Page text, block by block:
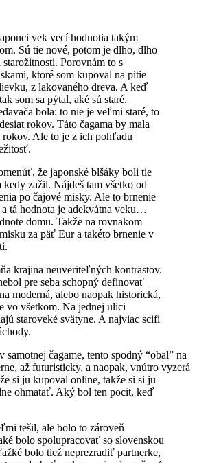
vek vecí hodnotia takým
Sú tie nové, potom je dlho, dlho
Porovnám to s
ktoré som kupoval na pitie
z lakovaného dreva. A keď
som sa pýtal, aké sú staré.
bola: to nie je veľmi staré, to
rokov. Táto čagama by mala
Ale to je z ich pohľadu
že japonské blšáky boli tie
kedy zažil. Nájdeš tam všetko od
po čajové misky. Ale to brnenie
tá hodnota je adekvátna veku…
domu. Takže na rovnakom
za päť Eur a takéto brnenie v
krajina neuveriteľných kontrastov.
pre seba schopný definovať
moderná, alebo naopak historická,
vo všetkom. Na jednej ulici
staroveké svätyne. A najviac scifi
samotnej čagame, tento spodný “obal” na
až futuristicky, a naopak, vnútro vyzerá
si ju kupoval online, takže si si ju
ohmatať. Aký bol ten pocit, keď
tešil, ale bolo to zároveň
bolo spolupracovať so slovenskou
bolo tiež neprezradiť partnerke,